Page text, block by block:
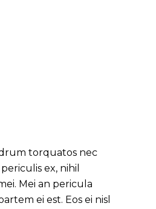
torquatos nec
ex, nihil
Mei an pericula
ei est. Eos ei nisl